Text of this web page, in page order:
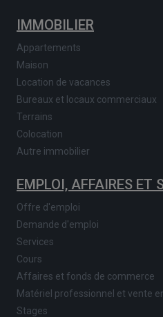
IMMOBILIER
Appartements
Maison
Location de vacances
Bureaux et locaux commerciaux
Terrains
Colocation
Autre immobilier
EMPLOI, AFFAIRES ET
Offre d'emploi
Demande d'emploi
Services
Cours
Affaires et fonds de commerce
Matériel professionnel et vente
Stages